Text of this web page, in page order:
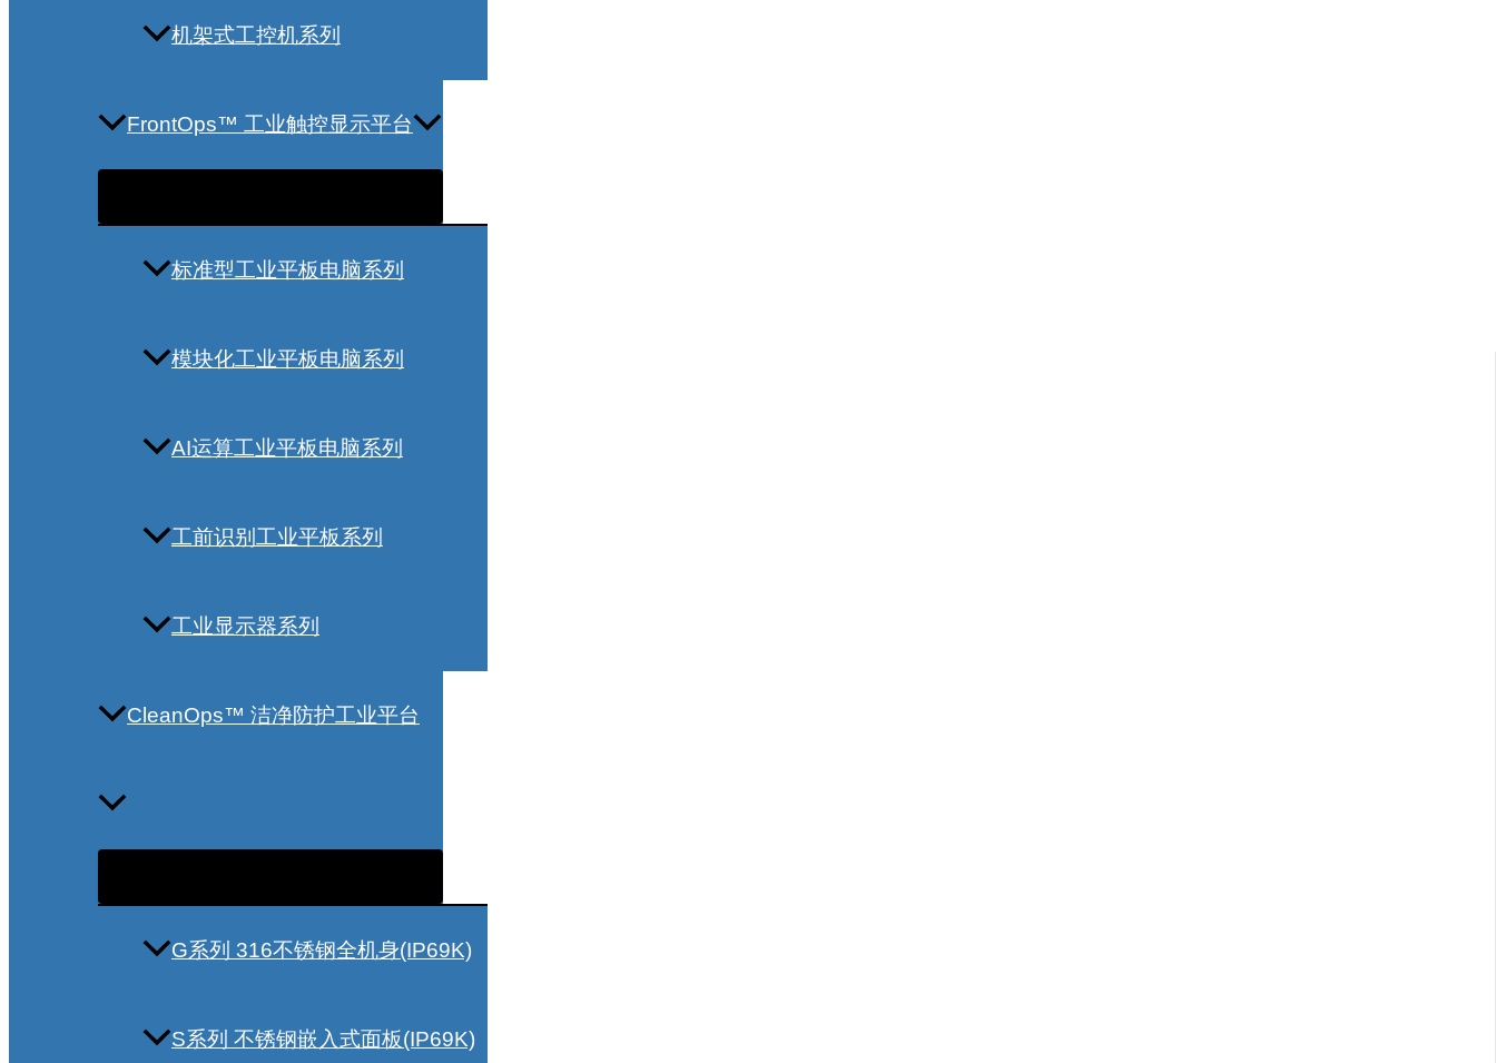
机架式工控机系列
FrontOps™ 工业触控显示平台
标准型工业平板电脑系列
模块化工业平板电脑系列
AI运算工业平板电脑系列
工前识别工业平板系列
工业显示器系列
CleanOps™ 洁净防护工业平台
G系列 316不锈钢全机身(IP69K)
S系列 不锈钢嵌入式面板(IP69K)